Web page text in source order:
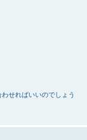
せればいいのでしょう